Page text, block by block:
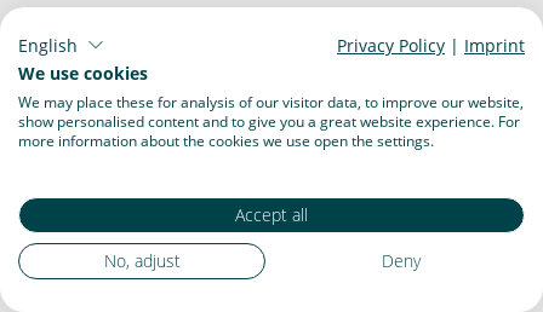
English Privacy Policy | Imprint
We use cookies
We may place these for analysis of our visitor data, to improve our website,
show personalised content and to give you a great website experience. For
more information about the cookies we use open the settings.
Accept all
No, adjust
Deny